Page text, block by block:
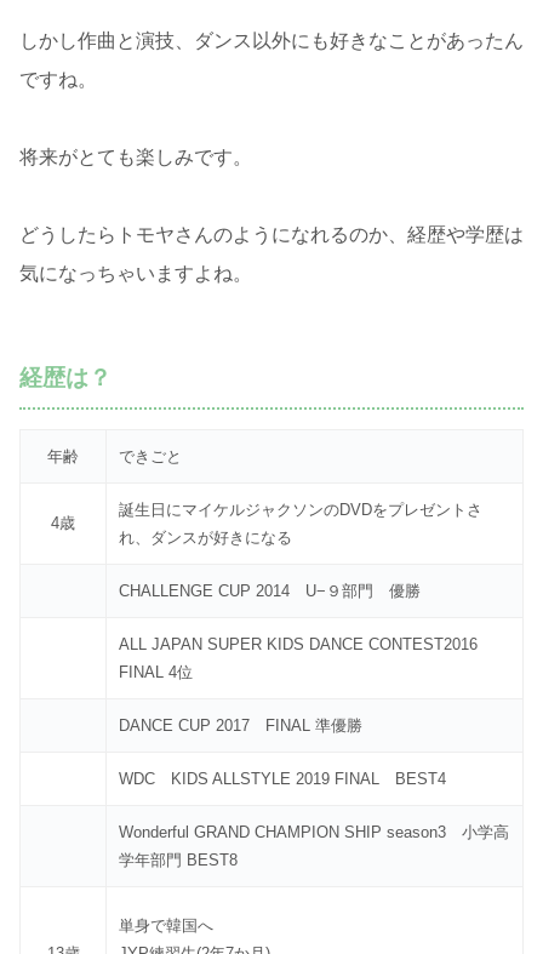
しかし作曲と演技、ダンス以外にも好きなことがあったん
ですね。
将来がとても楽しみです。
どうしたらトモヤさんのようになれるのか、経歴や学歴は
気になっちゃいますよね。
経歴は？
年齢 できごと
4歳
誕生日にマイケルジャクソンのDVDをプレゼントさ
れ、ダンスが好きになる
CHALLENGE CUP 2014 U−９部門 優勝
ALL JAPAN SUPER KIDS DANCE CONTEST2016
FINAL 4位
DANCE CUP 2017 FINAL 準優勝
WDC KIDS ALLSTYLE 2019 FINAL BEST4
Wonderful GRAND CHAMPION SHIP season3 小学高
学年部門 BEST8
単身で韓国へ